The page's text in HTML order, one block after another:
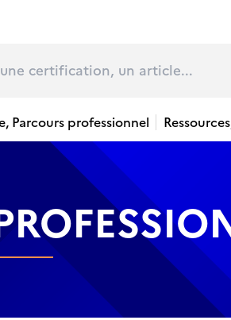
Parcours professionnel